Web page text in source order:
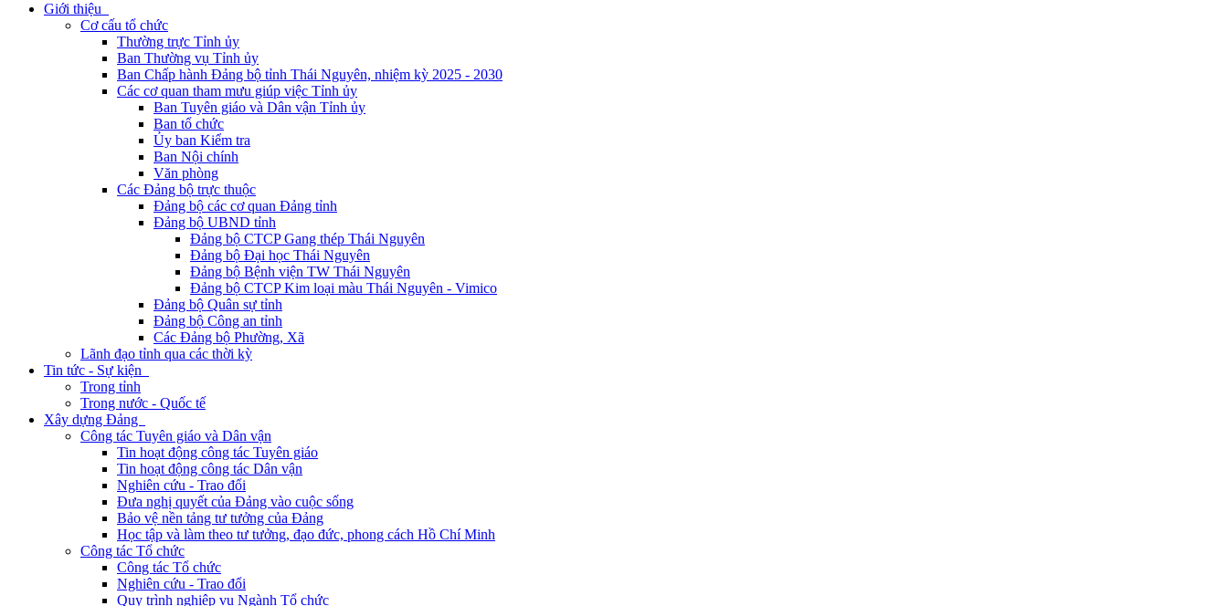
Giới thiệu
Cơ cấu tổ chức
Thường trực Tỉnh ủy
Ban Thường vụ Tỉnh ủy
Ban Chấp hành Đảng bộ tỉnh Thái Nguyên, nhiệm kỳ 2025 - 2030
Các cơ quan tham mưu giúp việc Tỉnh ủy
Ban Tuyên giáo và Dân vận Tỉnh ủy
Ban tổ chức
Ủy ban Kiểm tra
Ban Nội chính
Văn phòng
Các Đảng bộ trực thuộc
Đảng bộ các cơ quan Đảng tỉnh
Đảng bộ UBND tỉnh
Đảng bộ CTCP Gang thép Thái Nguyên
Đảng bộ Đại học Thái Nguyên
Đảng bộ Bệnh viện TW Thái Nguyên
Đảng bộ CTCP Kim loại màu Thái Nguyên - Vimico
Đảng bộ Quân sự tỉnh
Đảng bộ Công an tỉnh
Các Đảng bộ Phường, Xã
Lãnh đạo tỉnh qua các thời kỳ
Tin tức - Sự kiện
Trong tỉnh
Trong nước - Quốc tế
Xây dựng Đảng
Công tác Tuyên giáo và Dân vận
Tin hoạt động công tác Tuyên giáo
Tin hoạt động công tác Dân vận
Nghiên cứu - Trao đổi
Đưa nghị quyết của Đảng vào cuộc sống
Bảo vệ nền tảng tư tưởng của Đảng
Học tập và làm theo tư tưởng, đạo đức, phong cách Hồ Chí Minh
Công tác Tổ chức
Công tác Tổ chức
Nghiên cứu - Trao đổi
Quy trình nghiệp vụ Ngành Tổ chức